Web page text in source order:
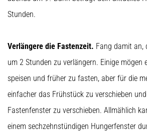
Stunden.
Verlängere die Fastenzeit. Fang damit an,
um 2 Stunden zu verlängern. Einige mögen
speisen und früher zu fasten, aber für die
einfacher das Frühstück zu verschieben
Fastenfenster zu verschieben. Allmählich
einem sechzehnstündigen Hungerfenster